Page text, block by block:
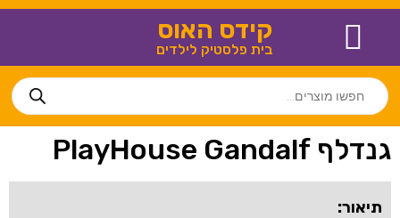
קידס האוס
בית פלסטיק לילדים
גנדלף PlayHouse Gandalf
תיאור: